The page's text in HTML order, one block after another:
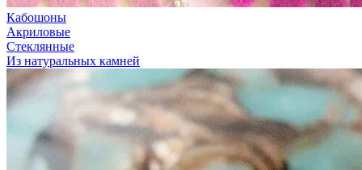
Кабошоны
Акриловые
Стеклянные
Из натуральных камней